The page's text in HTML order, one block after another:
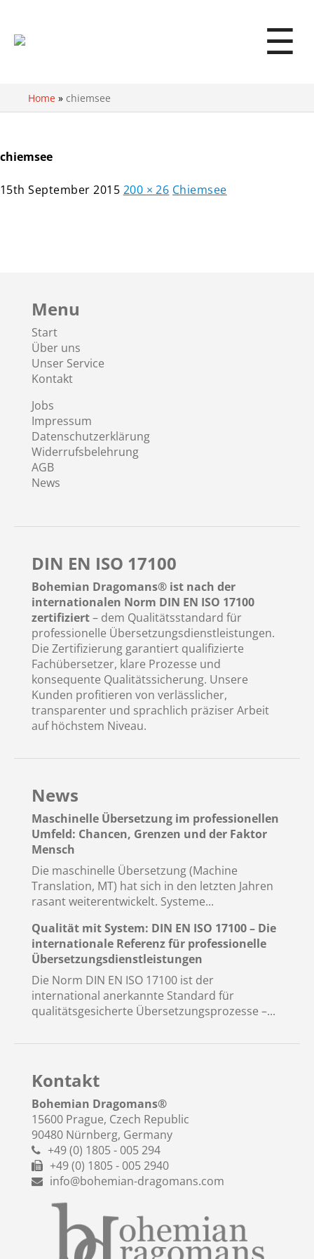
☰
Home » chiemsee
chiemsee
15th September 2015 200 × 26 Chiemsee
Menu
Start
Über uns
Unser Service
Kontakt
Jobs
Impressum
Datenschutzerklärung
Widerrufsbelehrung
AGB
News
DIN EN ISO 17100
Bohemian Dragomans® ist nach der
internationalen Norm DIN EN ISO 17100
zertifiziert– dem Qualitätsstandard für
professionelle Übersetzungsdienstleistungen.
Die Zertifizierung garantiert qualifizierte
Fachübersetzer, klare Prozesse und
konsequente Qualitätssicherung. Unsere
Kunden profitieren von verlässlicher,
transparenter und sprachlich präziser Arbeit
auf höchstem Niveau.
News
Maschinelle Übersetzung im professionellen
Umfeld: Chancen, Grenzen und der Faktor
Mensch
Die maschinelle Übersetzung (Machine
Translation, MT) hat sich in den letzten Jahren
rasant weiterentwickelt. Systeme...
Qualität mit System: DIN EN ISO 17100 – Die
internationale Referenz für professionelle
Übersetzungsdienstleistungen
Die Norm DIN EN ISO 17100 ist der
international anerkannte Standard für
qualitätsgesicherte Übersetzungsprozesse –...
Kontakt
Bohemian Dragomans®
15600 Prague, Czech Republic
90480 Nürnberg, Germany
+49 (0) 1805 - 005 294
+49 (0) 1805 - 005 2940
info@bohemian-dragomans.com